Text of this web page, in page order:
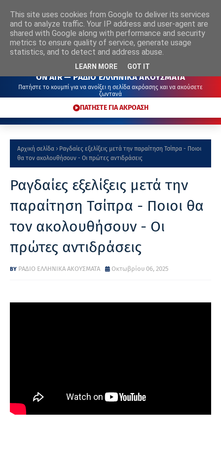
ΡΑΔΙΟ
ΕΛΛΗΝΙΚΑ ΑΚΟΥΣΜΑΤΑ
ON AIR — ΡΑΔΙΟ ΕΛΛΗΝΙΚΑ ΑΚΟΥΣΜΑΤΑ
Πατήστε το κουμπί για να ανοίξει η σελίδα ακρόασης και να ακούσετε
ζωντανά
ΠΑΤΗΣΤΕ ΓΙΑ ΑΚΡΟΑΣΗ
Αρχική σελίδα
Ραγδαίες εξελίξεις μετά την παραίτηση Τσίπρα - Ποιοι
θα τον ακολουθήσουν - Οι πρώτες αντιδράσεις
Ραγδαίες εξελίξεις μετά την
παραίτηση Τσίπρα - Ποιοι θα
τον ακολουθήσουν - Οι
πρώτες αντιδράσεις
ΡΑΔΙΟ ΕΛΛΗΝΙΚΑ ΑΚΟΥΣΜΑΤΑ Οκτωβρίου 06, 2025
This site uses cookies from Google to deliver its services
and to analyze traffic. Your IP address and user-agent are
shared with Google along with performance and security
metrics to ensure quality of service, generate usage
statistics, and to detect and address abuse.
LEARN MORE GOT IT